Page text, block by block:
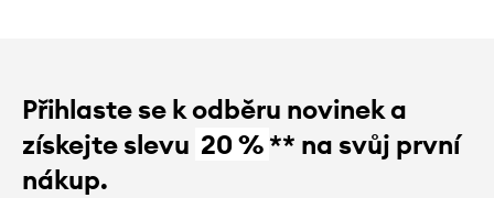
Přihlaste se k odběru novinek a
získejte slevu 20 %** na svůj první
nákup.